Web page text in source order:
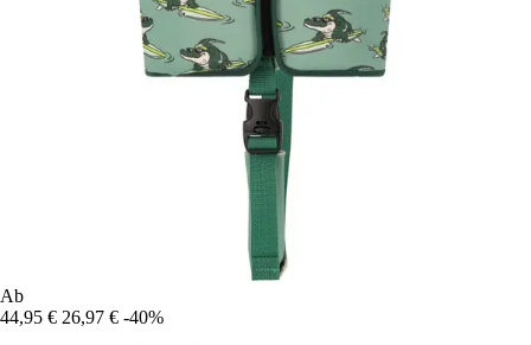
Ab
44,95 € 26,97 € -40%